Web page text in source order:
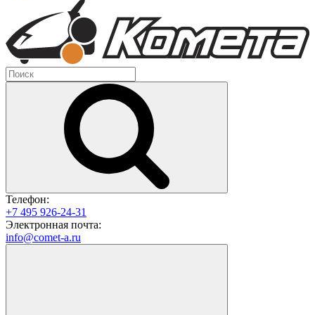
Телефон:
+7 495 926-24-31
Электронная почта:
info@comet-a.ru